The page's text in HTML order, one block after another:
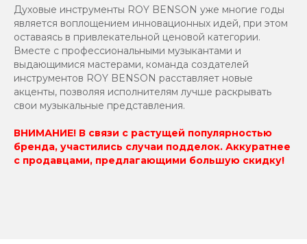
Духовые инструменты ROY BENSON уже многие годы
является воплощением инновационных идей, при этом
оставаясь в привлекательной ценовой категории.
Вместе с профессиональными музыкантами и
выдающимися мастерами, команда создателей
инструментов ROY BENSON расставляет новые
акценты, позволяя исполнителям лучше раскрывать
свои музыкальные представления.
ВНИМАНИЕ! В связи с растущей популярностью
бренда, участились случаи подделок. Аккуратнее
с продавцами, предлагающими большую скидку!